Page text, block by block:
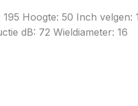
Hoogte: 50 Inch
dB: 72 Wieldiameter: 16